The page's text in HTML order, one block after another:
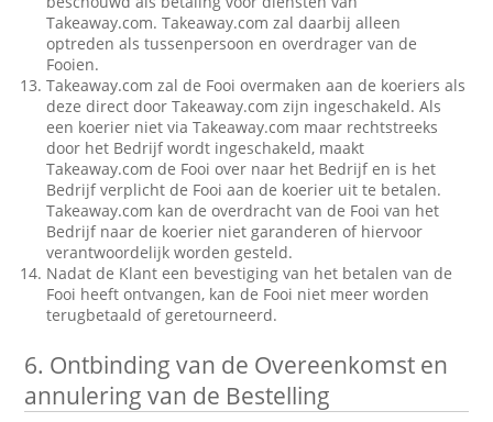
Takeaway.com. Takeaway.com zal daarbij alleen
optreden als tussenpersoon en overdrager van de
Fooien.
Takeaway.com zal de Fooi overmaken aan de koeriers als
deze direct door Takeaway.com zijn ingeschakeld. Als
een koerier niet via Takeaway.com maar rechtstreeks
door het Bedrijf wordt ingeschakeld, maakt
Takeaway.com de Fooi over naar het Bedrijf en is het
Bedrijf verplicht de Fooi aan de koerier uit te betalen.
Takeaway.com kan de overdracht van de Fooi van het
Bedrijf naar de koerier niet garanderen of hiervoor
verantwoordelijk worden gesteld.
Nadat de Klant een bevestiging van het betalen van de
Fooi heeft ontvangen, kan de Fooi niet meer worden
terugbetaald of geretourneerd.
6. Ontbinding van de Overeenkomst en
annulering van de Bestelling